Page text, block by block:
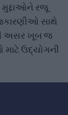
મુદ્દાઓને રજૂ
સાથે
અસર ખૂબ જ
માટે ઉદ્યોગની